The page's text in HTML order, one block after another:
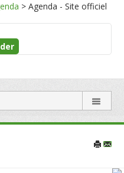
> Agenda - Site officiel